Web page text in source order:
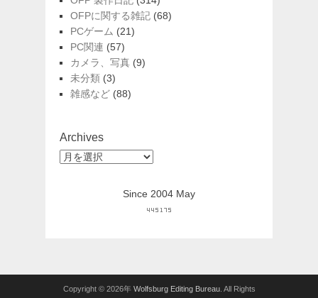
OFPに関する雑記 (68)
PCゲーム (21)
PC関連 (57)
カメラ、写真 (9)
未分類 (3)
雑感など (88)
Archives
Archives
Since 2004 May
Copyright © 2026年 Wolfsburg Editing Bureau. All Rights